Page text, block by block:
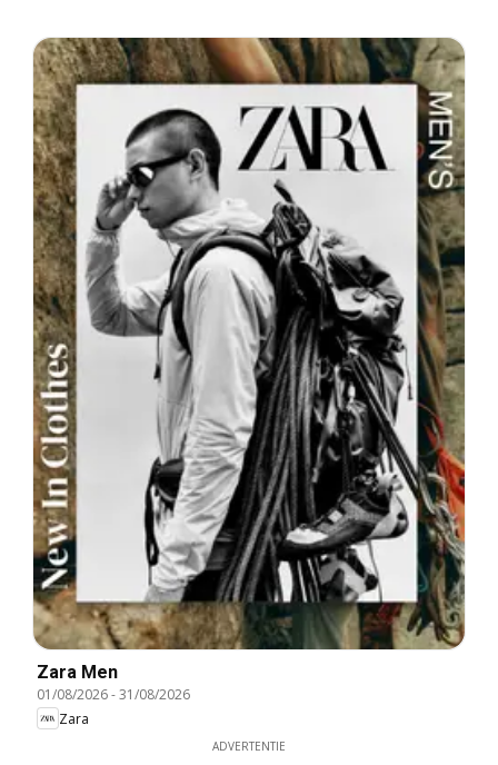
Zara Men
01/08/2026-31/08/2026
Zara
ADVERTENTIE